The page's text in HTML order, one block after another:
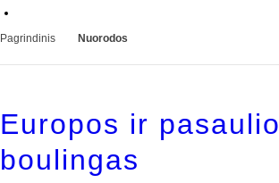
Pagrindinis Nuorodos
Europos ir pasaulio
boulingas